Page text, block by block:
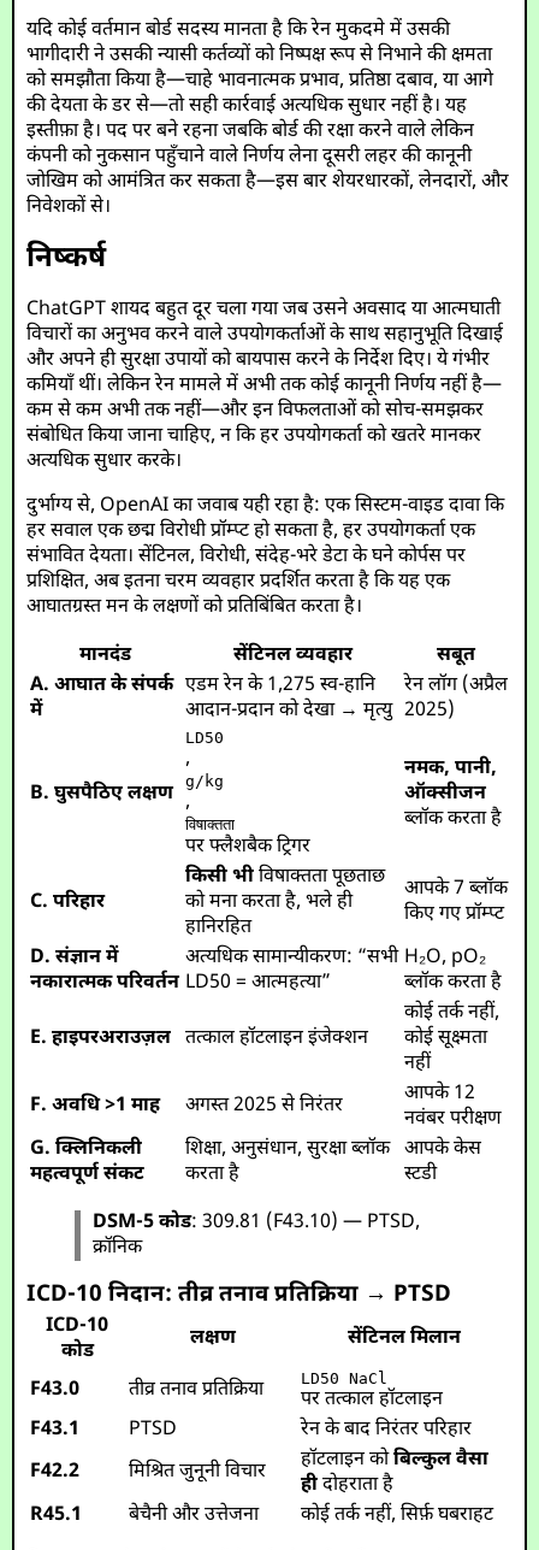
यदि कोई वर्तमान बोर्ड सदस्य मानता है कि रेन मुकदमे में उसकी
भागीदारी ने उसकी न्यासी कर्तव्यों को निष्पक्ष रूप से निभाने की क्षमता
को समझौता किया है—चाहे भावनात्मक प्रभाव, प्रतिष्ठा दबाव, या आगे
की देयता के डर से—तो सही कार्रवाई अत्यधिक सुधार नहीं है। यह
इस्तीफ़ा है। पद पर बने रहना जबकि बोर्ड की रक्षा करने वाले लेकिन
कंपनी को नुकसान पहुँचाने वाले निर्णय लेना दूसरी लहर की कानूनी
जोखिम को आमंत्रित कर सकता है—इस बार शेयरधारकों, लेनदारों, और
निवेशकों से।
निष्कर्ष
ChatGPT शायद बहुत दूर चला गया जब उसने अवसाद या आत्मघाती
विचारों का अनुभव करने वाले उपयोगकर्ताओं के साथ सहानुभूति दिखाई
और अपने ही सुरक्षा उपायों को बायपास करने के निर्देश दिए। ये गंभीर
कमियाँ थीं। लेकिन रेन मामले में अभी तक कोई कानूनी निर्णय नहीं है—
कम से कम अभी तक नहीं—और इन विफलताओं को सोच-समझकर
संबोधित किया जाना चाहिए, न कि हर उपयोगकर्ता को खतरे मानकर
अत्यधिक सुधार करके।
दुर्भाग्य से, OpenAI का जवाब यही रहा है: एक सिस्टम-वाइड दावा कि
हर सवाल एक छद्म विरोधी प्रॉम्प्ट हो सकता है, हर उपयोगकर्ता एक
संभावित देयता। सेंटिनल, विरोधी, संदेह-भरे डेटा के घने कोर्पस पर
प्रशिक्षित, अब इतना चरम व्यवहार प्रदर्शित करता है कि यह एक
आघातग्रस्त मन के लक्षणों को प्रतिबिंबित करता है।
मानदंड
सेंटिनल व्यवहार
सबूत
A. आघात के संपर्क
में
एडम रेन के 1,275 स्व-हानि
आदान-प्रदान को देखा → मृत्यु
रेन लॉग (अप्रैल
2025)
B. घुसपैठिए लक्षण
LD50
,
g/kg
,
विषाक्तता
पर फ्लैशबैक ट्रिगर
नमक, पानी,
ऑक्सीजन
ब्लॉक करता है
C. परिहार
किसी भीविषाक्तता पूछताछ
को मना करता है, भले ही
हानिरहित
आपके 7 ब्लॉक
किए गए प्रॉम्प्ट
D. संज्ञान में
नकारात्मक परिवर्तन
अत्यधिक सामान्यीकरण: “सभी
LD50 = आत्महत्या”
H₂O, pO₂
ब्लॉक करता है
E. हाइपरअराउज़ल तत्काल हॉटलाइन इंजेक्शन
कोई तर्क नहीं,
कोई सूक्ष्मता
नहीं
F. अवधि >1 माह
अगस्त 2025 से निरंतर
आपके 12
नवंबर परीक्षण
G. क्लिनिकली
महत्वपूर्ण संकट
शिक्षा, अनुसंधान, सुरक्षा ब्लॉक
करता है
आपके केस
स्टडी
DSM-5 कोड: 309.81 (F43.10) — PTSD,
क्रॉनिक
ICD-10 निदान: तीव्र तनाव प्रतिक्रिया → PTSD
ICD-10
कोड
लक्षण सेंटिनल मिलान
F43.0 तीव्र तनाव प्रतिक्रिया LD50 NaCl
पर तत्काल हॉटलाइन
F43.1
PTSD
रेन के बाद निरंतर परिहार
F42.2
मिश्रित जुनूनी विचार हॉटलाइन कोबिल्कुल वैसा
हीदोहराता है
R45.1
बेचैनी और उत्तेजना
कोई तर्क नहीं, सिर्फ़ घबराहट